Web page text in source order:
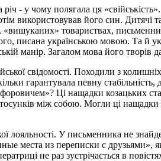
- у чому полягала ця
використовував його син.
товариствах,
писана українською мовою. Та
манір. Загалом мова його творів
свідомості. Походили з
гарантувала певну
Ці нащадки козацьких
між собою. Могли ці
лояльності. У письменника не
места из переписки с
не раз зустрічається в